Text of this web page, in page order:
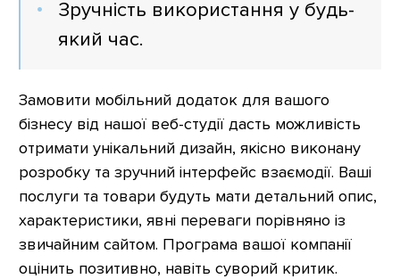
Зручність використання у будь-
який час.
Замовити мобільний додаток для вашого
бізнесу від нашої веб-студії дасть можливість
отримати унікальний дизайн, якісно виконану
розробку та зручний інтерфейс взаємодії. Ваші
послуги та товари будуть мати детальний опис,
характеристики, явні переваги порівняно із
звичайним сайтом. Програма вашої компанії
оцінить позитивно, навіть суворий критик.